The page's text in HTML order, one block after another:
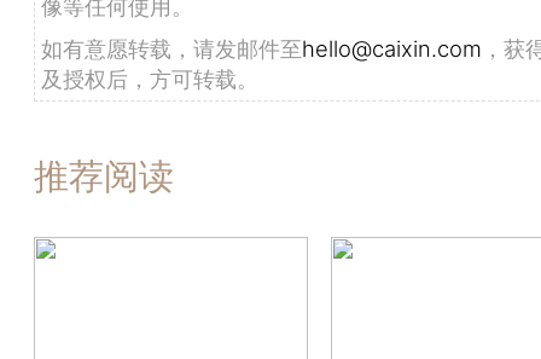
像等任何使用。
如有意愿转载，请发邮件至hello@caixin.com ，获
及授权后，方可转载。
推荐阅读